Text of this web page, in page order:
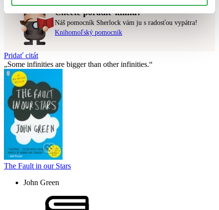
Chcete poradiť knihu?
Náš pomocník Sherlock vám ju s radosťou vypátra!
Knihomoľský pomocník
Pridať citát
Some infinities are bigger than other infinities.
The Fault in our Stars
John Green